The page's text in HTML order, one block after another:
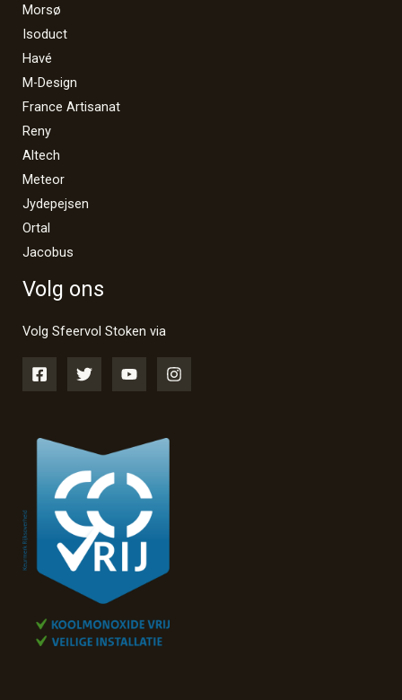
Morsø
Isoduct
Havé
M-Design
France Artisanat
Reny
Altech
Meteor
Jydepejsen
Ortal
Jacobus
Volg ons
Volg Sfeervol Stoken via